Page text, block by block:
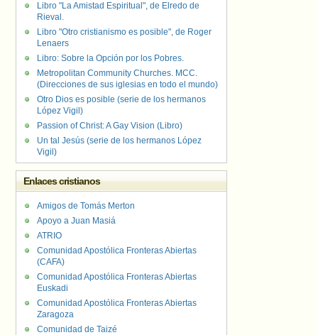
Libro "La Amistad Espiritual", de Elredo de
Rieval.
Libro "Otro cristianismo es posible", de Roger
Lenaers
Libro: Sobre la Opción por los Pobres.
Metropolitan Community Churches. MCC.
(Direcciones de sus iglesias en todo el mundo)
Otro Dios es posible (serie de los hermanos
López Vigil)
Passion of Christ: A Gay Vision (Libro)
Un tal Jesús (serie de los hermanos López
Vigil)
Enlaces cristianos
Amigos de Tomás Merton
Apoyo a Juan Masiá
ATRIO
Comunidad Apostólica Fronteras Abiertas
(CAFA)
Comunidad Apostólica Fronteras Abiertas
Euskadi
Comunidad Apostólica Fronteras Abiertas
Zaragoza
Comunidad de Taizé